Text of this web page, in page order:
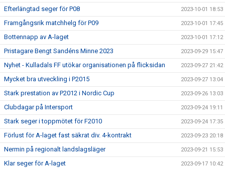
Efterlängtad seger för P08 2023-10-01 18:53
Framgångsrik matchhelg för P09 2023-10-01 17:45
Bottennapp av A-laget 2023-10-01 17:12
Pristagare Bengt Sandéns Minne 2023 2023-09-29 15:47
Nyhet - Kulladals FF utökar organisationen på flicksidan 2023-09-27 21:42
Mycket bra utveckling i P2015 2023-09-27 13:04
Stark prestation av P2012 i Nordic Cup 2023-09-26 13:03
Clubdagar på Intersport 2023-09-24 19:11
Stark seger i toppmötet för F2010 2023-09-24 17:35
Förlust för A-laget fast säkrat div. 4-kontrakt 2023-09-23 20:18
Nermin på regionalt landslagsläger 2023-09-21 15:53
Klar seger för A-laget 2023-09-17 10:42